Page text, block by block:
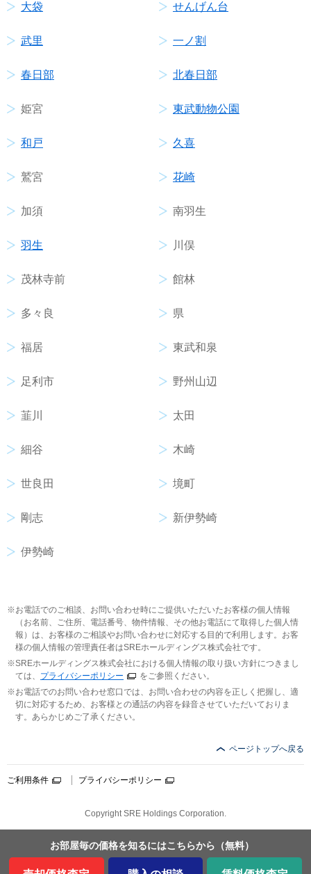
大袋 せんげん台
武里 一ノ割
春日部 北春日部
姫宮 東武動物公園
和戸 久喜
鷲宮 花崎
加須 南羽生
羽生 川俣
茂林寺前 館林
多々良 県
福居 東武和泉
足利市 野州山辺
韮川 太田
細谷 木崎
世良田 境町
剛志 新伊勢崎
伊勢崎
お部屋毎の価格を知るにはこちらから （無料）
お電話でのご相談、お問い合わせ時にご提供いただいたお客様の個人情報
（お名前、ご住所、電話番号、物件情報、その他お電話にて取得した個人情
報）は、お客様のご相談やお問い合わせに対応する目的で利用します。お客
様の個人情報の管理責任者はSREホールディングス株式会社です。
SREホールディングス株式会社における個人情報の取り扱い方針につきまし
ては、 プライバシーポリシー
をご参照ください。
お電話でのお問い合わせ窓口では、お問い合わせの内容を正しく把握し、適
切に対応するため、お客様との通話の内容を録音させていただいておりま
す。あらかじめご了承ください。
ページトップへ戻る
ご利用条件 プライバシーポリシー
Copyright SRE Holdings Corporation.